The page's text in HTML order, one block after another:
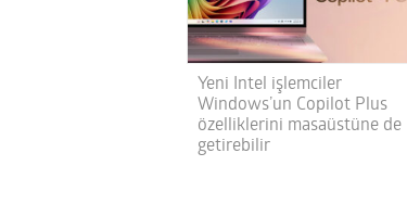
Yeni Intel işlemciler
Windows’un Copilot Plus
özelliklerini masaüstüne de
getirebilir